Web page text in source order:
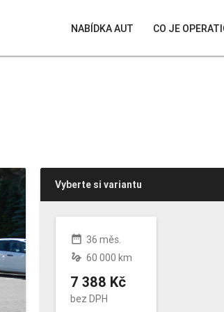
NABÍDKA AUT CO JE
Vyberte si variantu
date_range 36 měs.
gesture 60 000 km
7 388 Kč
bez DPH